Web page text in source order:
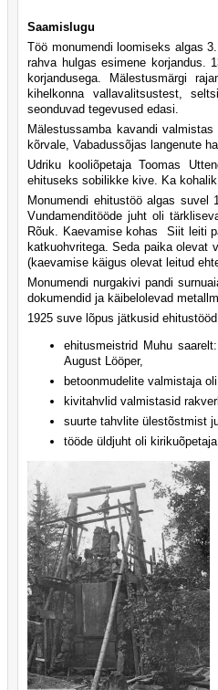
Saamislugu
Töö monumendi loomiseks algas
rahva hulgas esimene korjandus.
korjandusega. Mälestusmärgi
kihelkonna vallavalitsustest,
seonduvad tegevused edasi.
Mälestussamba kavandi
kõrvale, Vabadussõjas langenute
Udriku kooliõpetaja Toomas
ehituseks sobilikke kive. Ka
Monumendi ehitustöö algas
Vundamenditööde juht oli
Rõuk. Kaevamise kohas Siit leiti
katkuohvritega. Seda paika olevat
(kaevamise käigus olevat leitud
Monumendi nurgakivi pandi
dokumendid ja käibelolevad
1925 suve lõpus jätkusid
ehitusmeistrid Muhu
August Lööper,
betoonmudelite valmistaja
kivitahvlid valmistasid
suurte tahvlite ülestõstmist
tööde üldjuht oli